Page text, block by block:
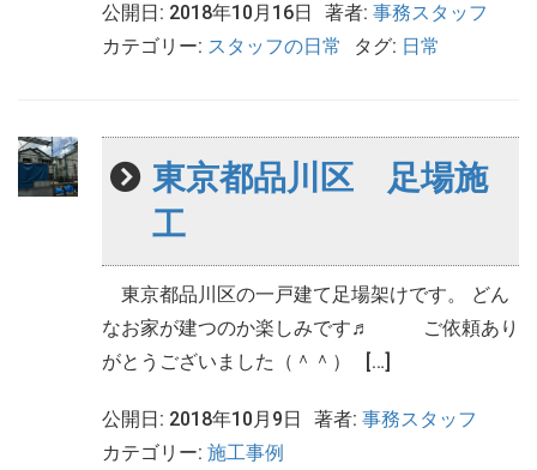
公開日: 2018年10月16日 著者: 事務スタッフ
カテゴリー: スタッフの日常 タグ: 日常
東京都品川区 足場施
工
東京都品川区の一戸建て足場架けです。 どん
なお家が建つのか楽しみです♬ ご依頼あり
がとうございました（＾＾） […]
公開日: 2018年10月9日 著者: 事務スタッフ
カテゴリー: 施工事例